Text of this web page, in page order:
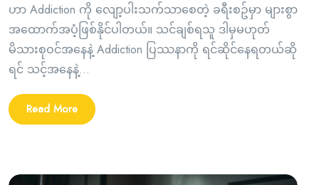
ဟာ Addiction ကို လျော့ပါးသက်သာစေတဲ့ ခရီးစဥ်မှာ များစွာ
အထောက်အပံ့ဖြစ်နိုင်ပါတယ်။ သင်ချစ်ရသူ ဒါမှမဟုတ်
မိသားစုဝင်အနေနဲ့ Addiction ပြဿနာကို ရင်ဆိုင်နေရတယ်ဆို
ရင် သင့်အနေနဲ့...
Read More